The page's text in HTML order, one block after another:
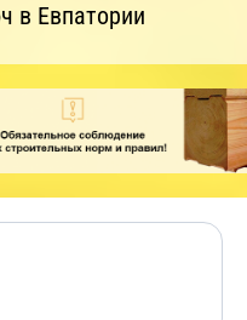
в Евпатории